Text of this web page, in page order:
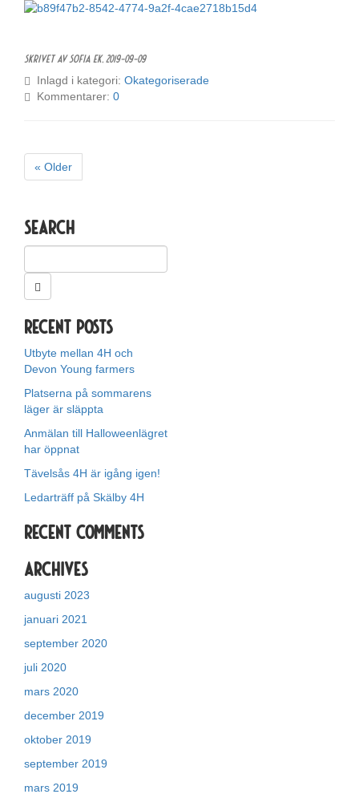
Skrivet av Sofia Ek,2019-09-09
Inlagd i kategori: Okategoriserade
Kommentarer: 0
« Older
Search
Recent Posts
Utbyte mellan 4H och
Devon Young farmers
Platserna på sommarens
läger är släppta
Anmälan till Halloweenlägret
har öppnat
Tävelsås 4H är igång igen!
Ledarträff på Skälby 4H
Recent Comments
Archives
augusti 2023
januari 2021
september 2020
juli 2020
mars 2020
december 2019
oktober 2019
september 2019
mars 2019